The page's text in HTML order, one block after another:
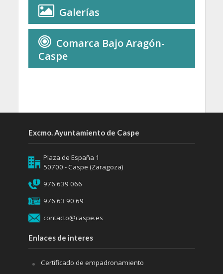
Galerías
Comarca Bajo Aragón-
Caspe
Excmo. Ayuntamiento de Caspe
Plaza de España 1
50700 - Caspe (Zaragoza)
976 639 066
976 63 90 69
contacto@caspe.es
Enlaces de interes
Certificado de empadronamiento